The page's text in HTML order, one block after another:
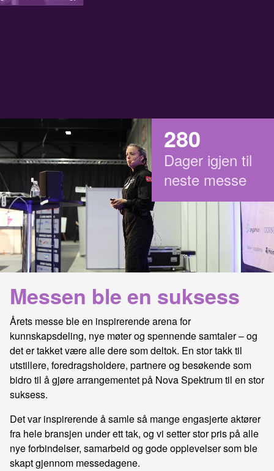
280
Dager igjen til
neste messe
Messen ble en suksess
Årets messe ble en inspirerende arena for
kunnskapsdeling, nye møter og spennende samtaler – og
det er takket være alle dere som deltok. En stor takk til
utstillere, foredragsholdere, partnere og besøkende som
bidro til å gjøre arrangementet på Nova Spektrumtil en stor
suksess.
Det var inspirerende å samle så mange engasjerte aktører
fra hele bransjen under ett tak, og vi setter stor pris på alle
nye forbindelser, samarbeid og gode opplevelser som ble
skapt gjennom messedagene.